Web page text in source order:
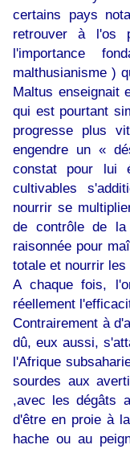
certains pays
retrouver à l'os
l'importance
malthusianisme )
Maltus enseignait
qui est pourtant
progresse plus
engendre un «
constat pour lui
cultivables
nourrir se
de contrôle de
raisonnée pour
totale et nourrir les
A chaque fois,
réellement
Contrairement à
dû, eux aussi,
l'Afrique
sourdes aux
,avec les dégâts
d'être en proie à
hache ou au